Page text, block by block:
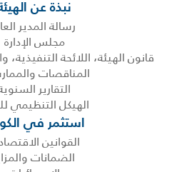
نبذة عن
رسالة المدير
مجلس الإدارة
قانون الهيئة، اللائحة
المناقصات
التقارير
الهيكل التنظيمي
استثمر في
القوانين
الضمانات